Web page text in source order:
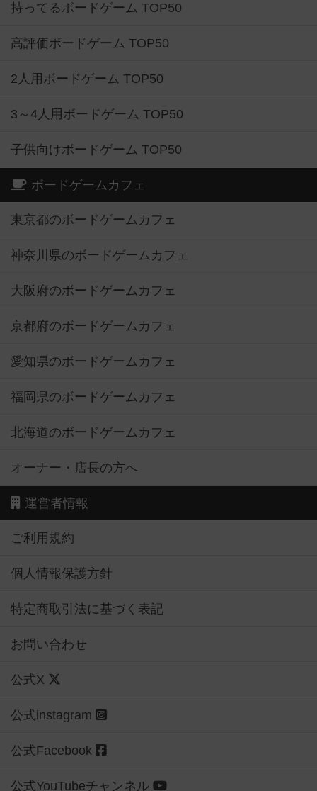
持ってるボードゲーム TOP50
高評価ボードゲーム TOP50
2人用ボードゲーム TOP50
3～4人用ボードゲーム TOP50
子供向けボードゲーム TOP50
ボードゲームカフェ
東京都のボードゲームカフェ
神奈川県のボードゲームカフェ
大阪府のボードゲームカフェ
京都府のボードゲームカフェ
愛知県のボードゲームカフェ
福岡県のボードゲームカフェ
北海道のボードゲームカフェ
オーナー・店長の方へ
運営者情報
ご利用規約
個人情報保護方針
特定商取引法に基づく表記
お問い合わせ
公式X
公式instagram
公式Facebook
公式YouTubeチャンネル